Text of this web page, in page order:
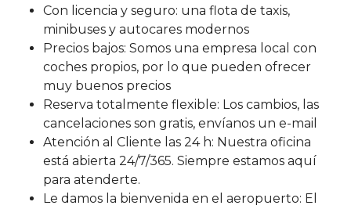
Con licencia y seguro: una flota de taxis,
minibuses y autocares modernos
Precios bajos: Somos una empresa local con
coches propios, por lo que pueden ofrecer
muy buenos precios
Reserva totalmente flexible: Los cambios, las
cancelaciones son gratis, envíanos un e-mail
Atención al Cliente las 24 h: Nuestra oficina
está abierta 24/7/365. Siempre estamos aquí
para atenderte.
Le damos la bienvenida en el aeropuerto: El